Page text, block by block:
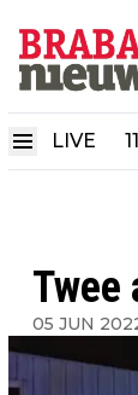
LIVE
Twee
05 JUN